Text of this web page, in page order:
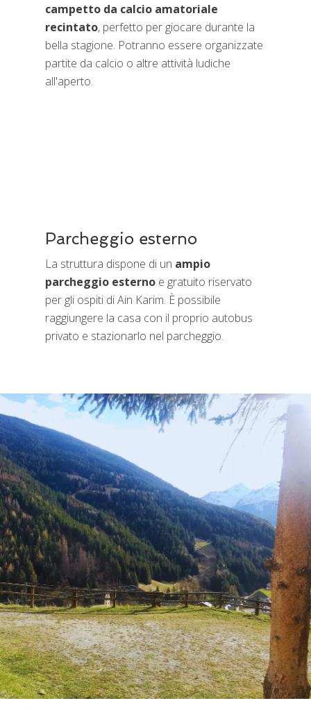
campetto da calcio amatoriale
recintato, perfetto per giocare durante la
bella stagione. Potranno essere organizzate
partite da calcio o altre attività ludiche
all'aperto.
Parcheggio esterno
La struttura dispone di un ampio
parcheggio esterno e gratuito riservato
per gli ospiti di Ain Karim. È possibile
raggiungere la casa con il proprio autobus
privato e stazionarlo nel parcheggio.